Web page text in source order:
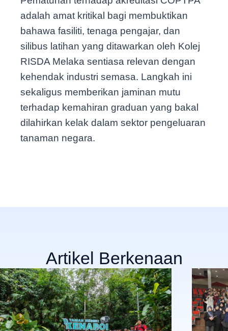
adalah amat kritikal bagi membuktikan
bahawa fasiliti, tenaga pengajar, dan
silibus latihan yang ditawarkan oleh Kolej
RISDA Melaka sentiasa relevan dengan
kehendak industri semasa. Langkah ini
sekaligus memberikan jaminan mutu
terhadap kemahiran graduan yang bakal
dilahirkan kelak dalam sektor pengeluaran
tanaman negara.
Artikel Berkenaan